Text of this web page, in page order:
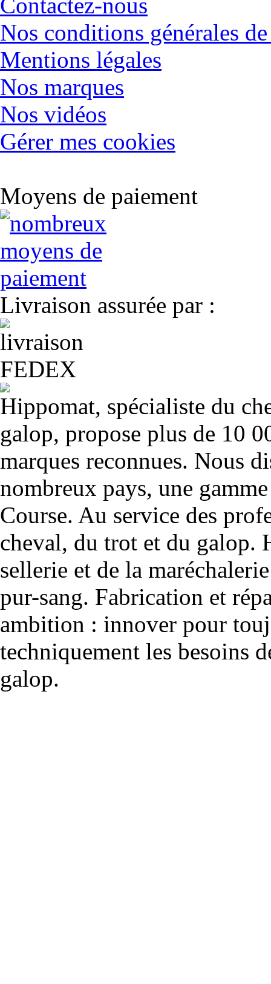
Nos conditions générales
Mentions légales
Nos marques
Nos vidéos
Gérer mes cookies
Moyens de paiement
Livraison assurée par :
Hippomat, spécialiste du
galop, propose plus de 10
marques reconnues. Nous
nombreux pays, une
Course. Au service des
cheval, du trot et du galop.
sellerie et de la
pur-sang. Fabrication et
ambition : innover pour
techniquement les besoins
galop.